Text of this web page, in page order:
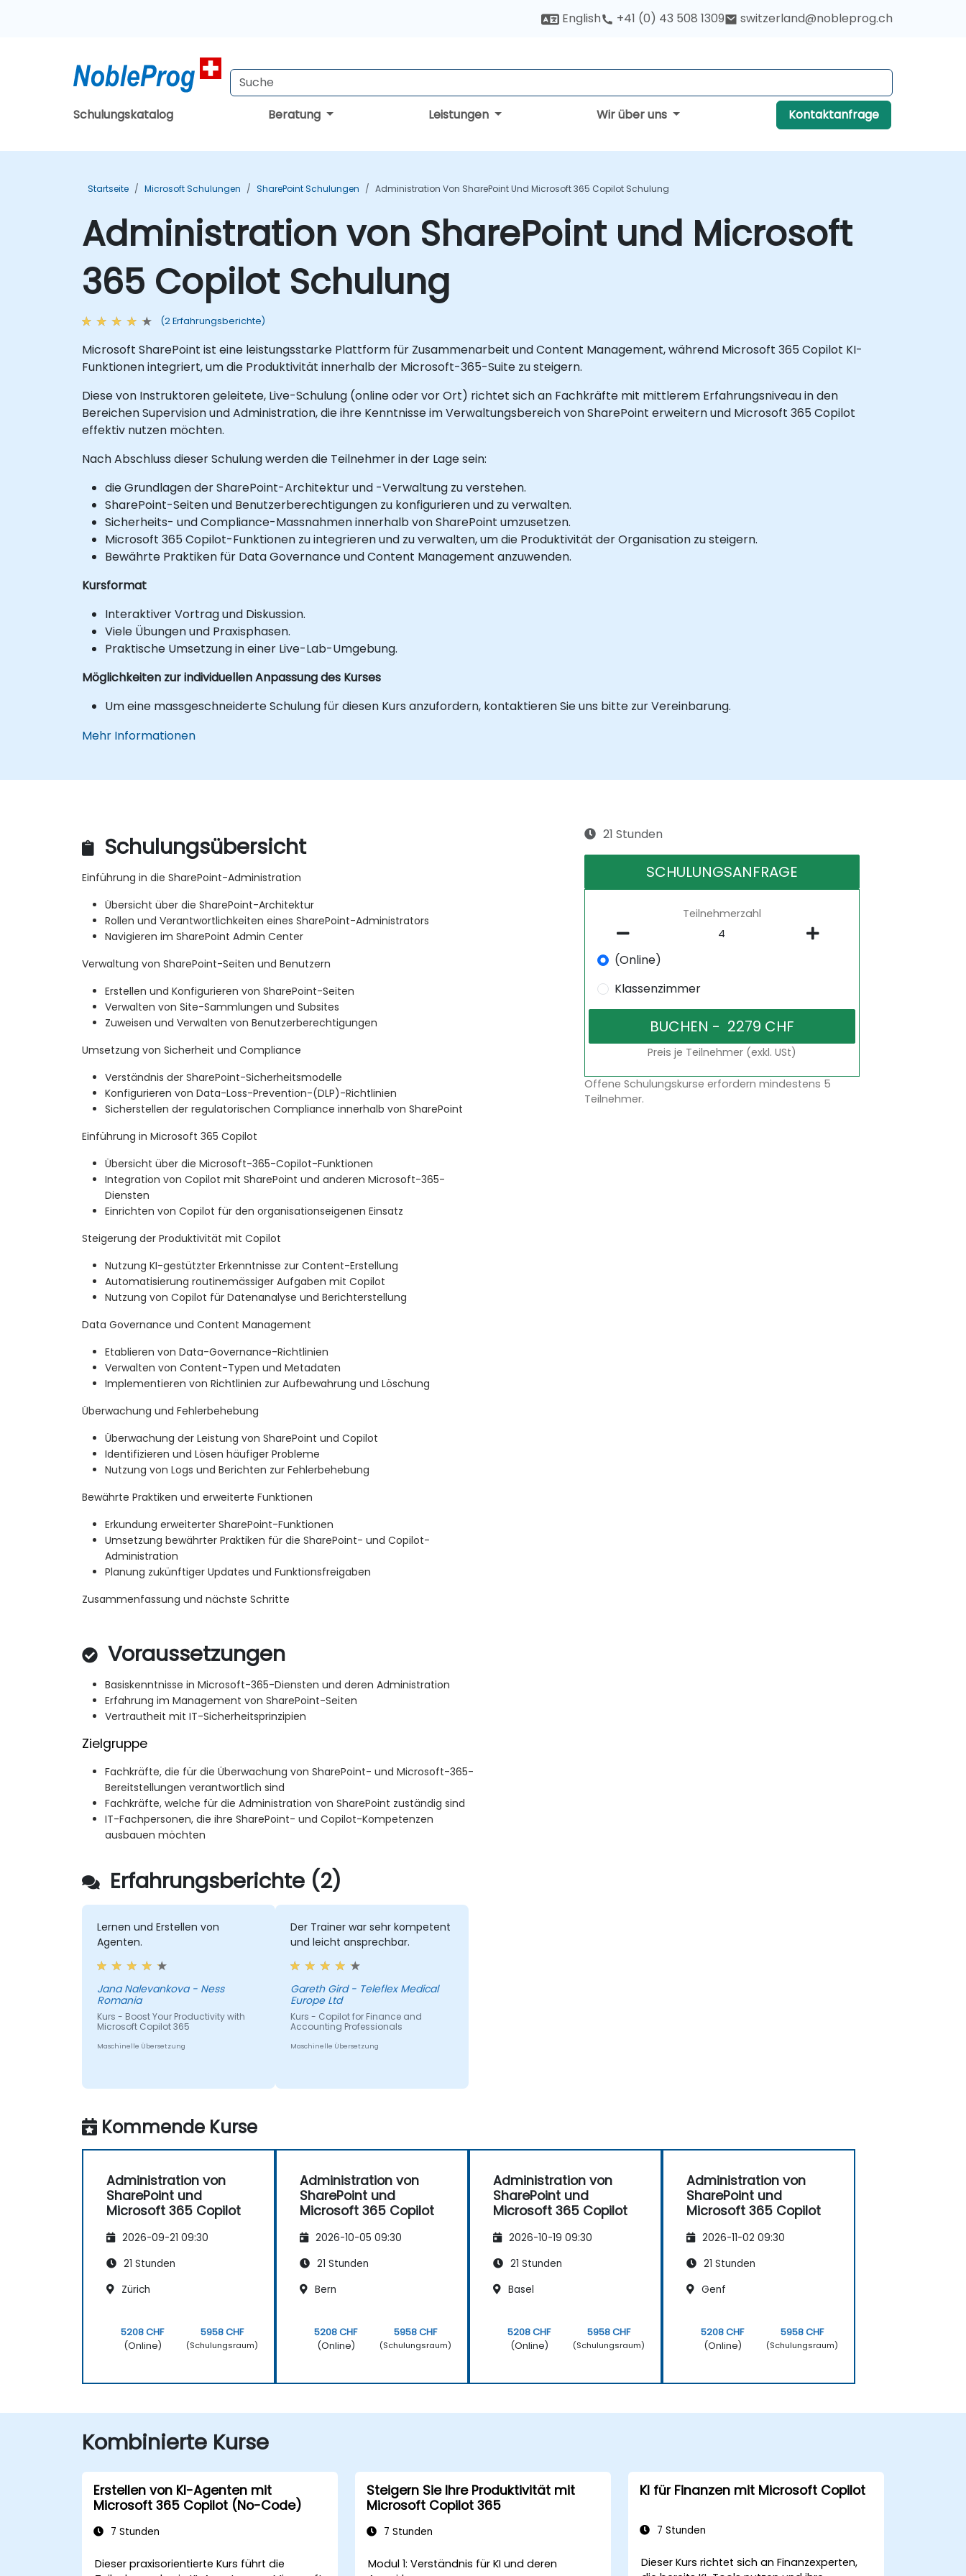
English +41 (0) 43 508 1309 switzerland@nobleprog.ch
Schulungskatalog Beratung Leistungen Wir über uns Kontaktanfrage
Startseite Microsoft Schulungen SharePoint Schulungen Administration Von SharePoint Und Microsoft 365 Copilot Schulung
Administration von SharePoint und Microsoft
365 Copilot Schulung
(2 Erfahrungsberichte)
Microsoft SharePoint ist eine leistungsstarke Plattform für Zusammenarbeit und Content Management, während Microsoft 365 Copilot KI-
Funktionen integriert, um die Produktivität innerhalb der Microsoft-365-Suite zu steigern.
Diese von Instruktoren geleitete, Live-Schulung (online oder vor Ort) richtet sich an Fachkräfte mit mittlerem Erfahrungsniveau in den
Bereichen Supervision und Administration, die ihre Kenntnisse im Verwaltungsbereich von SharePoint erweitern und Microsoft 365 Copilot
effektiv nutzen möchten.
Nach Abschluss dieser Schulung werden die Teilnehmer in der Lage sein:
die Grundlagen der SharePoint-Architektur und -Verwaltung zu verstehen.
SharePoint-Seiten und Benutzerberechtigungen zu konfigurieren und zu verwalten.
Sicherheits- und Compliance-Massnahmen innerhalb von SharePoint umzusetzen.
Microsoft 365 Copilot-Funktionen zu integrieren und zu verwalten, um die Produktivität der Organisation zu steigern.
Bewährte Praktiken für Data Governance und Content Management anzuwenden.
Kursformat
Interaktiver Vortrag und Diskussion.
Viele Übungen und Praxisphasen.
Praktische Umsetzung in einer Live-Lab-Umgebung.
Möglichkeiten zur individuellen Anpassung des Kurses
Um eine massgeschneiderte Schulung für diesen Kurs anzufordern, kontaktieren Sie uns bitte zur Vereinbarung.
Mehr Informationen
Schulungsübersicht
Einführung in die SharePoint-Administration
Übersicht über die SharePoint-Architektur
Rollen und Verantwortlichkeiten eines SharePoint-Administrators
Navigieren im SharePoint Admin Center
Verwaltung von SharePoint-Seiten und Benutzern
Erstellen und Konfigurieren von SharePoint-Seiten
Verwalten von Site-Sammlungen und Subsites
Zuweisen und Verwalten von Benutzerberechtigungen
Umsetzung von Sicherheit und Compliance
Verständnis der SharePoint-Sicherheitsmodelle
Konfigurieren von Data-Loss-Prevention-(DLP)-Richtlinien
Sicherstellen der regulatorischen Compliance innerhalb von SharePoint
Einführung in Microsoft 365 Copilot
Übersicht über die Microsoft-365-Copilot-Funktionen
Integration von Copilot mit SharePoint und anderen Microsoft-365-
Diensten
Einrichten von Copilot für den organisationseigenen Einsatz
Steigerung der Produktivität mit Copilot
Nutzung KI-gestützter Erkenntnisse zur Content-Erstellung
Automatisierung routinemässiger Aufgaben mit Copilot
Nutzung von Copilot für Datenanalyse und Berichterstellung
Data Governance und Content Management
Etablieren von Data-Governance-Richtlinien
Verwalten von Content-Typen und Metadaten
Implementieren von Richtlinien zur Aufbewahrung und Löschung
Überwachung und Fehlerbehebung
Überwachung der Leistung von SharePoint und Copilot
Identifizieren und Lösen häufiger Probleme
Nutzung von Logs und Berichten zur Fehlerbehebung
Bewährte Praktiken und erweiterte Funktionen
Erkundung erweiterter SharePoint-Funktionen
Umsetzung bewährter Praktiken für die SharePoint- und Copilot-
Administration
Planung zukünftiger Updates und Funktionsfreigaben
Zusammenfassung und nächste Schritte
Voraussetzungen
Basiskenntnisse in Microsoft-365-Diensten und deren Administration
Erfahrung im Management von SharePoint-Seiten
Vertrautheit mit IT-Sicherheitsprinzipien
Zielgruppe
Fachkräfte, die für die Überwachung von SharePoint- und Microsoft-365-
Bereitstellungen verantwortlich sind
Fachkräfte, welche für die Administration von SharePoint zuständig sind
IT-Fachpersonen, die ihre SharePoint- und Copilot-Kompetenzen
ausbauen möchten
21 Stunden
SCHULUNGSANFRAGE
Teilnehmerzahl
(Online)
Klassenzimmer
Preis je Teilnehmer (exkl. USt)
Offene Schulungskurse erfordern mindestens 5
Teilnehmer.
Erfahrungsberichte (2)
Lernen und Erstellen von
Agenten.
Jana Nalevankova - Ness
Romania
Kurs - Boost Your Productivity with
Microsoft Copilot 365
Maschinelle Übersetzung
Der Trainer war sehr kompetent
und leicht ansprechbar.
Gareth Gird - Teleflex Medical
Europe Ltd
Kurs - Copilot for Finance and
Accounting Professionals
Maschinelle Übersetzung
Kommende Kurse
Administration von
SharePoint und
Microsoft 365 Copilot
2026-09-21 09:30
21 Stunden
Zürich
5208 CHF
(Online)
5958 CHF
(Schulungsraum)
Administration von
SharePoint und
Microsoft 365 Copilot
2026-10-05 09:30
21 Stunden
Bern
5208 CHF
(Online)
5958 CHF
(Schulungsraum)
Administration von
SharePoint und
Microsoft 365 Copilot
2026-10-19 09:30
21 Stunden
Basel
5208 CHF
(Online)
5958 CHF
(Schulungsraum)
Administration von
SharePoint und
Microsoft 365 Copilot
2026-11-02 09:30
21 Stunden
Genf
5208 CHF
(Online)
5958 CHF
(Schulungsraum)
Kombinierte Kurse
Erstellen von KI-Agenten mit
Microsoft 365 Copilot (No-Code)
7 Stunden
Dieser praxisorientierte Kurs führt die
Steigern Sie Ihre Produktivität mit
Microsoft Copilot 365
7 Stunden
Modul 1: Verständnis für KI und deren
KI für Finanzen mit Microsoft Copilot
7 Stunden
Dieser Kurs richtet sich an Finanzexperten,